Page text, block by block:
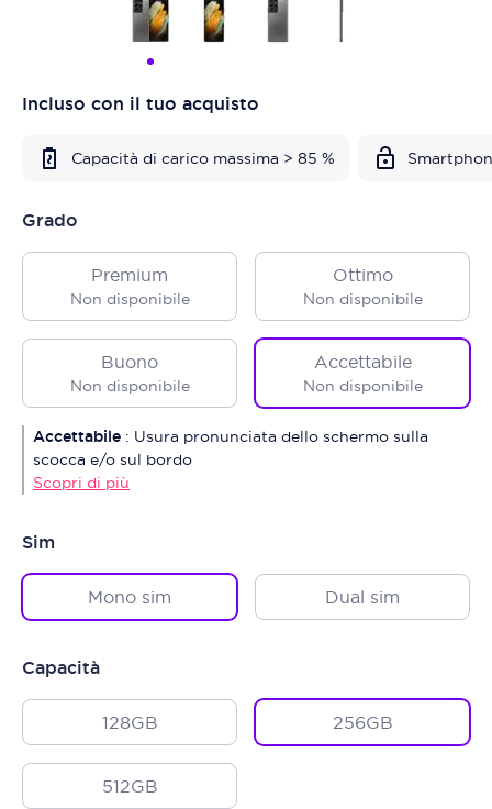
Incluso con il tuo acquisto
Capacità di carico massima > 85 %
Grado
Premium
Non disponibile
Ottimo
Non disponibile
Buono
Non disponibile
Accettabile
Non disponibile
Accettabile : Usura pronunciata dello schermo sulla
scocca e/o sul bordo
Scopri di più
Sim
Mono sim Dual sim
Capacità
128GB 256GB
512GB